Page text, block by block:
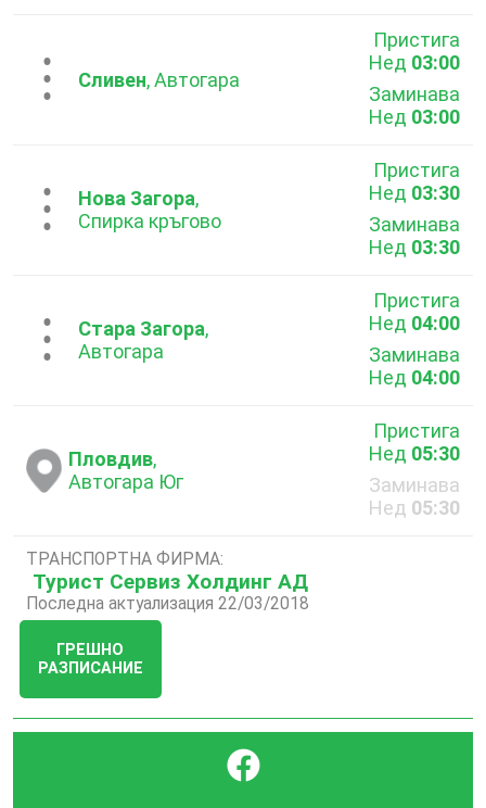
...Сливен, Автогара
Пристига
Нед 03:00
Заминава
Нед 03:00
...Нова Загора,
Спирка кръгово
Пристига
Нед 03:30
Заминава
Нед 03:30
...Стара Загора,
Автогара
Пристига
Нед 04:00
Заминава
Нед 04:00
Пловдив,
Автогара Юг
Пристига
Нед 05:30
Заминава
Нед 05:30
ТРАНСПОРТНА ФИРМА:
Турист Сервиз Холдинг АД
Последна актуализация 22/03/2018
ГРЕШНО
РАЗПИСАНИЕ
}